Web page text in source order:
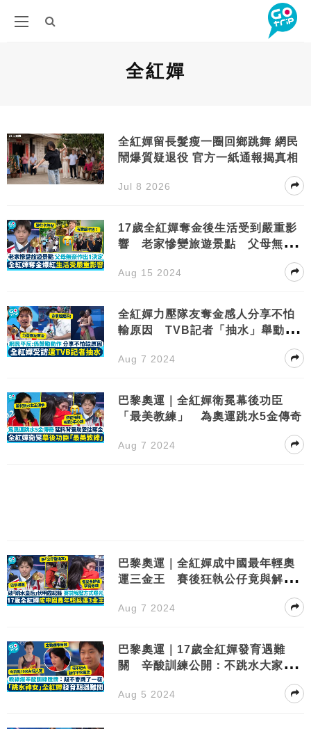
全紅嬋
全紅嬋留長髮瘦一圈回鄉跳舞 網民
鬧爆質疑退役 官方一紙通報揭真相
Jul 8 2026
17歲全紅嬋奪金後生活受到嚴重影
響 老家慘變旅遊景點 父母無奈
Aug 15 2024
全紅嬋力壓隊友奪金感人分享不怕
輸原因 TVB記者「抽水」舉動被
Aug 7 2024
巴黎奧運｜全紅嬋衛冕幕後功臣
「最美教練」 為奧運跳水5金傳奇
Aug 7 2024
巴黎奧運｜全紅嬋成中國最年輕奧
運三金王 賽後狂執公仔竟與解壓
Aug 7 2024
巴黎奧運｜17歲全紅嬋發育遇難
關 辛酸訓練公開：不跳水大家還
Aug 5 2024